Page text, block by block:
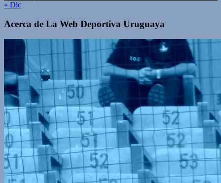
« Dic
Acerca de La Web Deportiva Uruguaya